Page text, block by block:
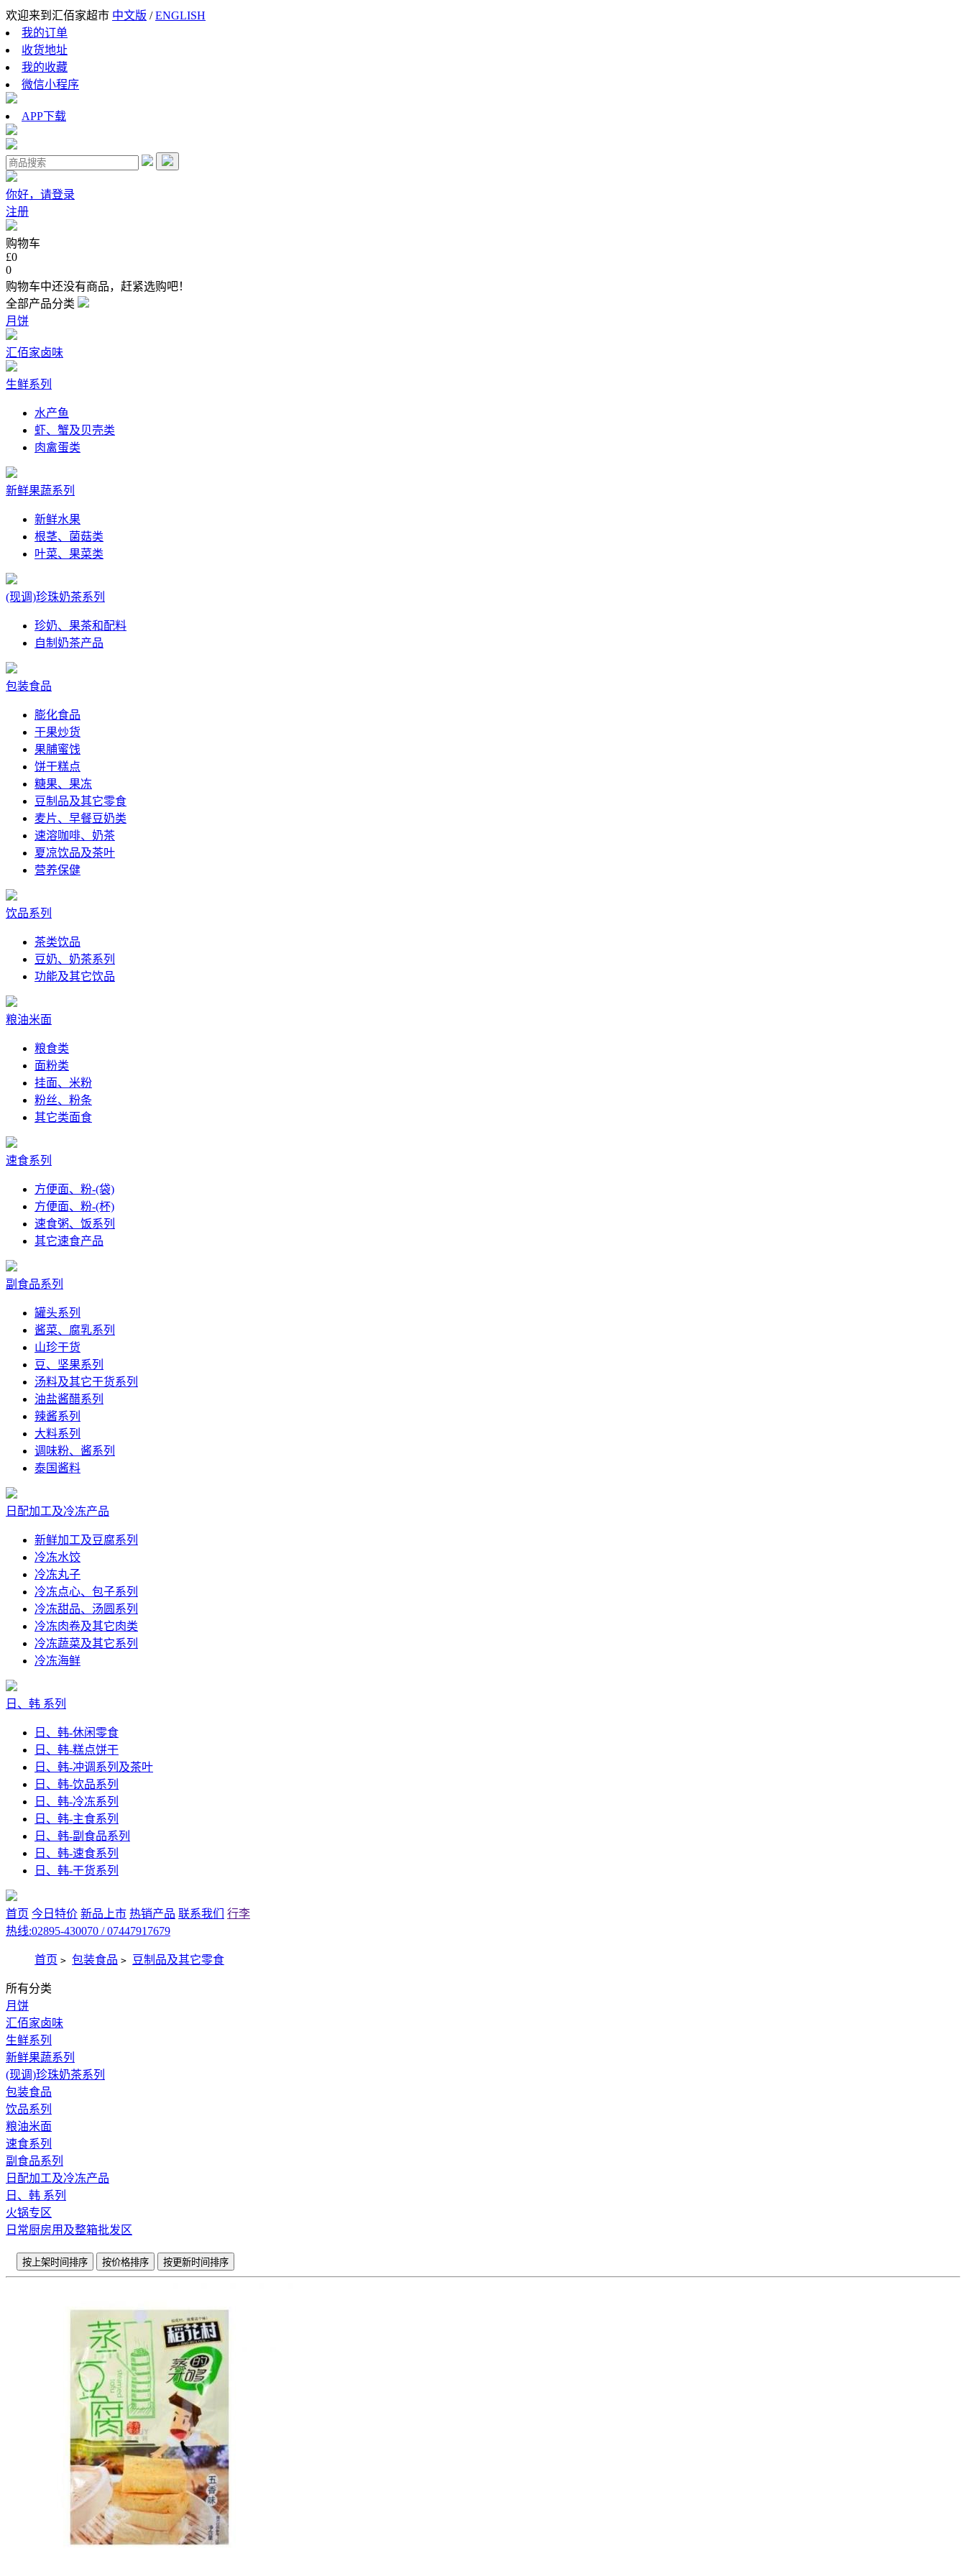
欢迎来到汇佰家超市 中文版 /ENGLISH
我的订单
收货地址
我的收藏
微信小程序
APP下载
你好，请登录
注册
购物车
£0
0
购物车中还没有商品，赶紧选购吧！
全部产品分类
月饼
汇佰家卤味
生鲜系列
水产鱼
虾、蟹及贝壳类
肉禽蛋类
新鲜果蔬系列
新鲜水果
根茎、菌菇类
叶菜、果菜类
(现调)珍珠奶茶系列
珍奶、果茶和配料
自制奶茶产品
包装食品
膨化食品
干果炒货
果脯蜜饯
饼干糕点
糖果、果冻
豆制品及其它零食
麦片、早餐豆奶类
速溶咖啡、奶茶
夏凉饮品及茶叶
营养保健
饮品系列
茶类饮品
豆奶、奶茶系列
功能及其它饮品
粮油米面
粮食类
面粉类
挂面、米粉
粉丝、粉条
其它类面食
速食系列
方便面、粉-(袋)
方便面、粉-(杯)
速食粥、饭系列
其它速食产品
副食品系列
罐头系列
酱菜、腐乳系列
山珍干货
豆、坚果系列
汤料及其它干货系列
油盐酱醋系列
辣酱系列
大料系列
调味粉、酱系列
泰国酱料
日配加工及冷冻产品
新鲜加工及豆腐系列
冷冻水饺
冷冻丸子
冷冻点心、包子系列
冷冻甜品、汤圆系列
冷冻肉卷及其它肉类
冷冻蔬菜及其它系列
冷冻海鲜
日、韩 系列
日、韩-休闲零食
日、韩-糕点饼干
日、韩-冲调系列及茶叶
日、韩-饮品系列
日、韩-冷冻系列
日、韩-主食系列
日、韩-副食品系列
日、韩-速食系列
日、韩-干货系列
首页 今日特价 新品上市 热销产品 联系我们
行李
热线:02895-430070 / 07447917679
首页 > 包装食品 > 豆制品及其它零食
所有分类
月饼
汇佰家卤味
生鲜系列
新鲜果蔬系列
(现调)珍珠奶茶系列
包装食品
饮品系列
粮油米面
速食系列
副食品系列
日配加工及冷冻产品
日、韩 系列
火锅专区
日常厨房用及整箱批发区
按上架时间排序 按价格排序 按更新时间排序